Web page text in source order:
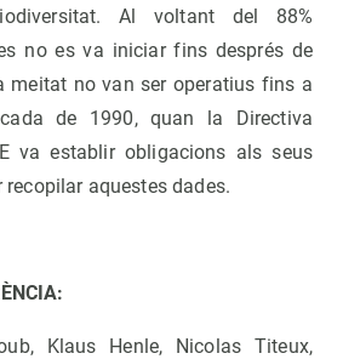
Al voltant del 88%
no es va iniciar fins després de
meitat no van ser operatius fins a
de 1990, quan la Directiva
va establir obligacions als seus
aquestes dades.
Klaus Henle, Nicolas Titeux,